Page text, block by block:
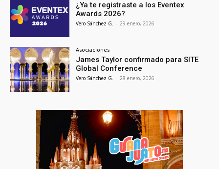
¿Ya te registraste a los Eventex
Awards 2026?
Vero Sánchez G. - 29 enero, 2026
Asociaciones
James Taylor confirmado para SITE
Global Conference
Vero Sánchez G. - 28 enero, 2026